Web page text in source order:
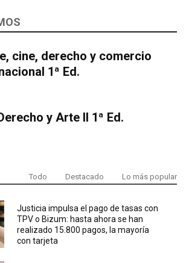
cine, derecho y comercio
1ª Ed.
y Arte II 1ª Ed.
Todo Destacado Lo más popular
Justicia impulsa el pago de tasas con
TPV o Bizum: hasta ahora se han
realizado 15.800 pagos, la mayoría
con tarjeta